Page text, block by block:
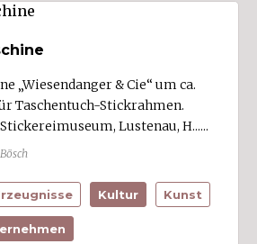
„Wiesendanger & Cie“ um ca.
Taschentuch-Stickrahmen.
Lustenau, H......
Kultur Kunst